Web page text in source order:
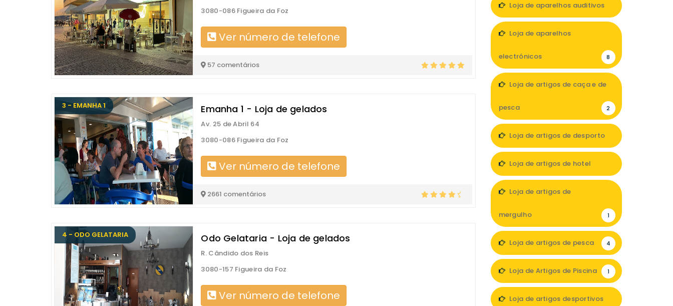
3080-086 Figueira da Foz
Ver número de telefone
57 comentários
3 - EMANHA 1 Emanha 1 - Loja de gelados
Av. 25 de Abril 64
3080-086 Figueira da Foz
Ver número de telefone
2661 comentários
4 - ODO GELATARIA Odo Gelataria - Loja de gelados
R. Cândido dos Reis
3080-157 Figueira da Foz
Ver número de telefone
Loja de aparelhos auditivos
Loja de aparelhos
electrónicos 8
Loja de artigos de caça e de
pesca 2
Loja de artigos de desporto
Loja de artigos de hotel
Loja de artigos de
mergulho 1
Loja de artigos de pesca 4
Loja de Artigos de Piscina 1
Loja de artigos desportivos